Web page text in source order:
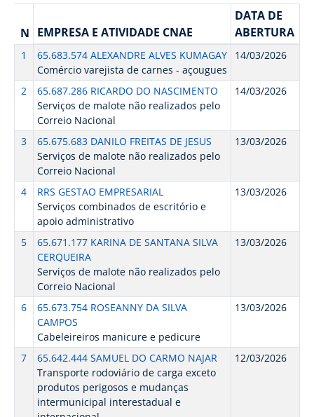
N EMPRESA E ATIVIDADE CNAE
DATA DE
ABERTURA
1
65.683.574 ALEXANDRE ALVES KUMAGAY
Comércio varejista de carnes - açougues
14/03/2026
2
65.687.286 RICARDO DO NASCIMENTO
Serviços de malote não realizados pelo
Correio Nacional
14/03/2026
3
65.675.683 DANILO FREITAS DE JESUS
Serviços de malote não realizados pelo
Correio Nacional
13/03/2026
4
RRS GESTAO EMPRESARIAL
Serviços combinados de escritório e
apoio administrativo
13/03/2026
5
65.671.177 KARINA DE SANTANA SILVA
CERQUEIRA
Serviços de malote não realizados pelo
Correio Nacional
13/03/2026
6
65.673.754 ROSEANNY DA SILVA
CAMPOS
Cabeleireiros manicure e pedicure
13/03/2026
7
65.642.444 SAMUEL DO CARMO NAJAR
Transporte rodoviário de carga exceto
produtos perigosos e mudanças
intermunicipal interestadual e
12/03/2026